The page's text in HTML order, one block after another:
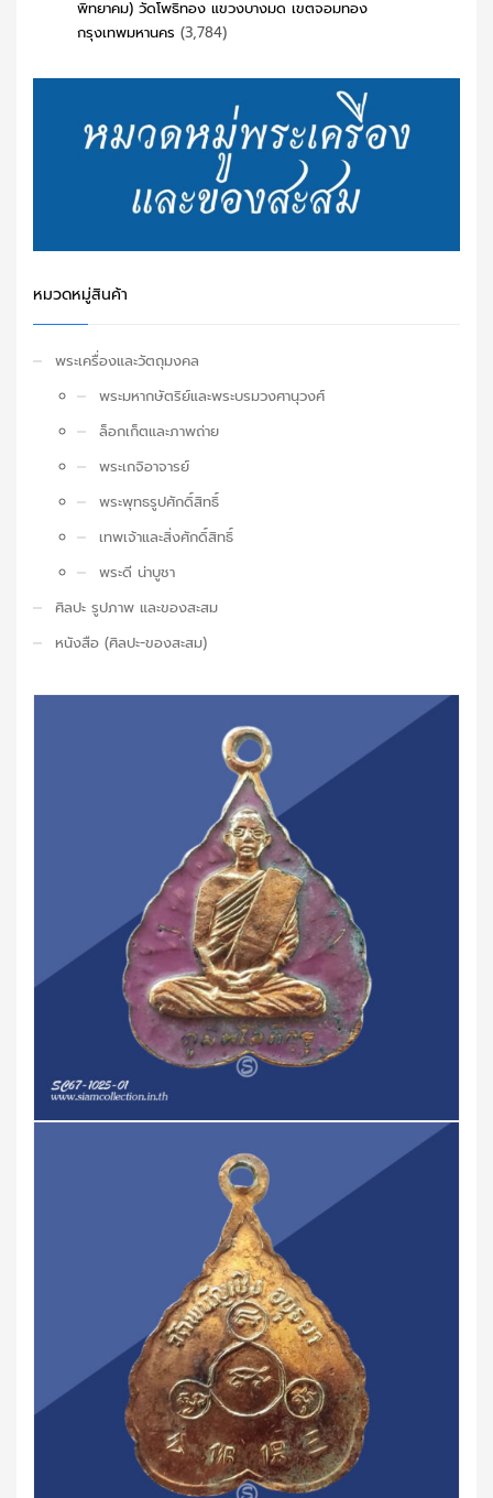
พิทยาคม) วัดโพธิทอง แขวงบางมด เขตจอมทอง
กรุงเทพมหานคร (3,784)
หมวดหมู่สินค้า
พระเครื่องและวัตถุมงคล
พระมหากษัตริย์และพระบรมวงศานุวงศ์
ล็อกเก็ตและภาพถ่าย
พระเกจิอาจารย์
พระพุทธรูปศักดิ์สิทธิ์
เทพเจ้าและสิ่งศักดิ์สิทธิ์
พระดี น่าบูชา
ศิลปะ รูปภาพ และของสะสม
หนังสือ (ศิลปะ-ของสะสม)